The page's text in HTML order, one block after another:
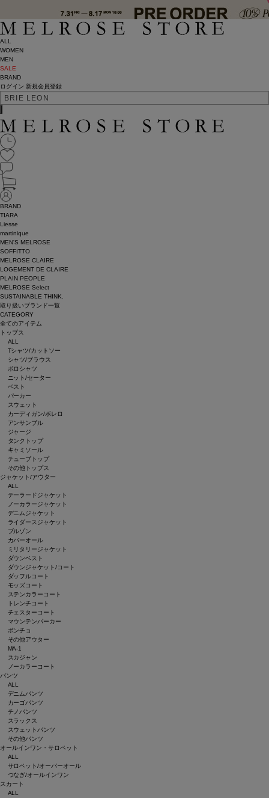
ALL
WOMEN
MEN
SALE
BRAND
ログイン 新規会員登録
BRAND
TIARA
Liesse
martinique
MEN'S MELROSE
SOFFITTO
MELROSE CLAIRE
LOGEMENT DE CLAIRE
PLAIN PEOPLE
MELROSE Select
SUSTAINABLE THINK.
取り扱いブランド一覧
CATEGORY
全てのアイテム
トップス
ALL
Tシャツ/カットソー
シャツ/ブラウス
ポロシャツ
ニット/セーター
ベスト
パーカー
スウェット
カーディガン/ボレロ
アンサンブル
ジャージ
タンクトップ
キャミソール
チューブトップ
その他トップス
ジャケット/アウター
ALL
テーラードジャケット
ノーカラージャケット
デニムジャケット
ライダースジャケット
ブルゾン
カバーオール
ミリタリージャケット
ダウンベスト
ダウンジャケット/コート
ダッフルコート
モッズコート
ステンカラーコート
トレンチコート
チェスターコート
マウンテンパーカー
ポンチョ
その他アウター
MA-1
スカジャン
ノーカラーコート
パンツ
ALL
デニムパンツ
カーゴパンツ
チノパンツ
スラックス
スウェットパンツ
その他パンツ
オールインワン・サロペット
ALL
サロペット/オーバーオール
つなぎ/オールインワン
スカート
ALL